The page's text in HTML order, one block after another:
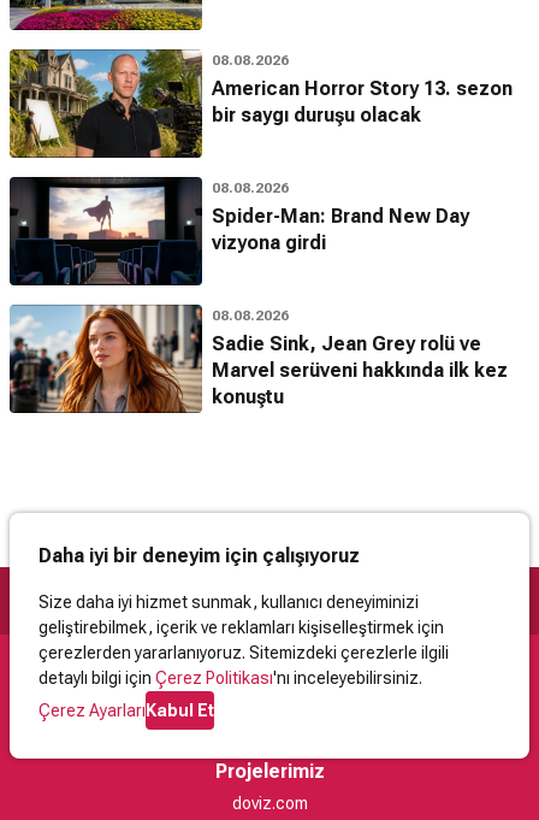
08.08.2026
American Horror Story 13. sezon
bir saygı duruşu olacak
08.08.2026
Spider-Man: Brand New Day
vizyona girdi
08.08.2026
Sadie Sink, Jean Grey rolü ve
Marvel serüveni hakkında ilk kez
konuştu
Daha iyi bir deneyim için çalışıyoruz
Size daha iyi hizmet sunmak, kullanıcı deneyiminizi
geliştirebilmek, içerik ve reklamları kişiselleştirmek için
çerezlerden yararlanıyoruz. Sitemizdeki çerezlerle ilgili
detaylı bilgi için Çerez Politikası'nı inceleyebilirsiniz.
Çerez AyarlarıKabul Et
Destek
İletişimYardımKullanıcı Sözleşmesi
Projelerimiz
doviz.com